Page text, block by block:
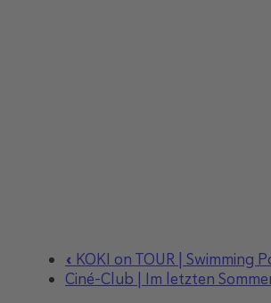
« KOKI on TOUR | Swimming
Ciné-Club | Im letzten